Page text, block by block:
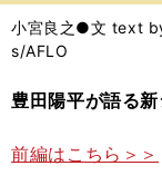
バ
小宮良之●文 text
s/AFLO
豊田陽平が語る新
前編はこちら＞＞